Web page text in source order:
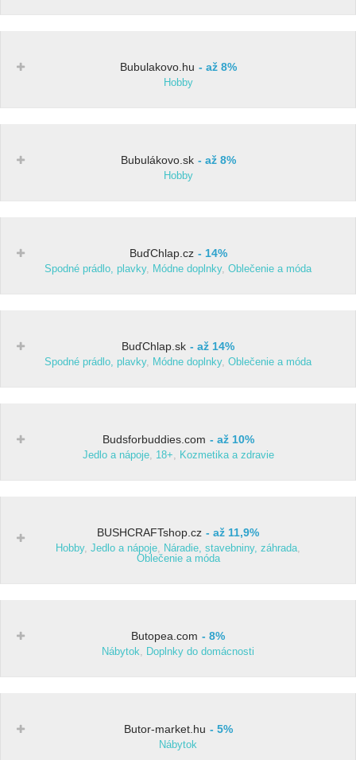
Bubulakovo.hu až 8%
Hobby
Bubulákovo.sk až 8%
Hobby
BuďChlap.cz 14%
Spodné prádlo, plavky, Módne doplnky, Oblečenie a móda
BuďChlap.sk až 14%
Spodné prádlo, plavky, Módne doplnky, Oblečenie a móda
Budsforbuddies.com až 10%
Jedlo a nápoje, 18+, Kozmetika a zdravie
BUSHCRAFTshop.cz až 11,9%
Hobby, Jedlo a nápoje, Náradie, stavebniny, záhrada,
Oblečenie a móda
Butopea.com 8%
Nábytok, Doplnky do domácnosti
Butor-market.hu 5%
Nábytok